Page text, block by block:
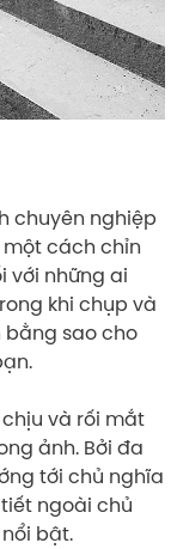
chuyên nghiệp
cách chỉn
với những ai
khi chụp và
bằng sao cho
và rối mắt
ảnh. Bởi đa
tới chủ nghĩa
ngoài chủ
bật.